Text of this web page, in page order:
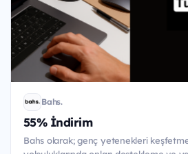
Bahs.
55% İndirim
Bahs olarak; genç yetenekleri